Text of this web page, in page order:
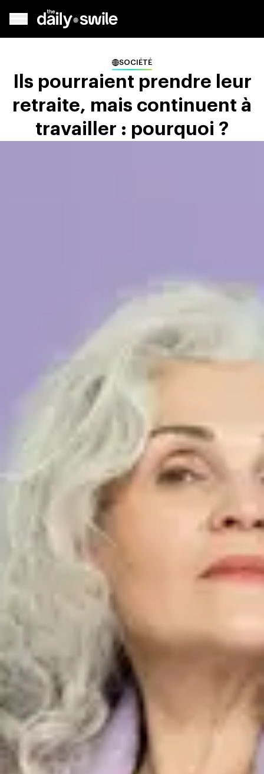
SOCIÉTÉ
Ils pourraient prendre leur
retraite, mais continuent à
travailler : pourquoi ?